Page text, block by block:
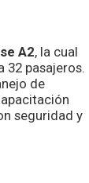
A2, la cual
32 pasajeros.
de
seguridad y